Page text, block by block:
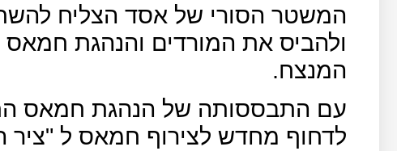
המשטר הסורי של אסד הצליח
ולהביס את המורדים והנהגת
המנצח.
עם התבססותה של הנהגת חמאס
לדחוף מחדש לצירוף חמאס ל "ציר